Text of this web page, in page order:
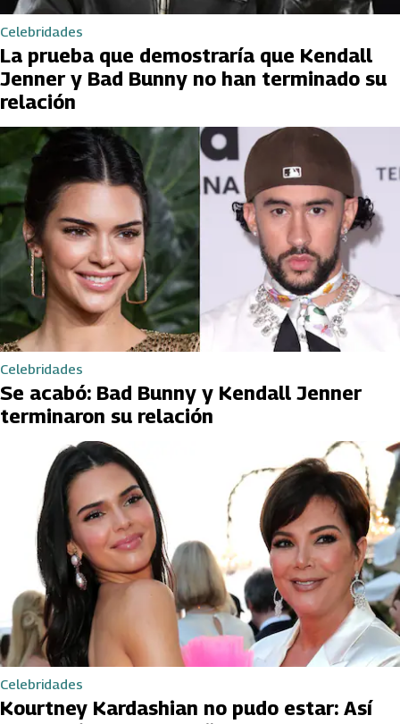
Celebridades
La prueba que demostraría que Kendall
Jenner y Bad Bunny no han terminado su
relación
Celebridades
Se acabó: Bad Bunny y Kendall Jenner
terminaron su relación
Celebridades
Kourtney Kardashian no pudo estar: Así